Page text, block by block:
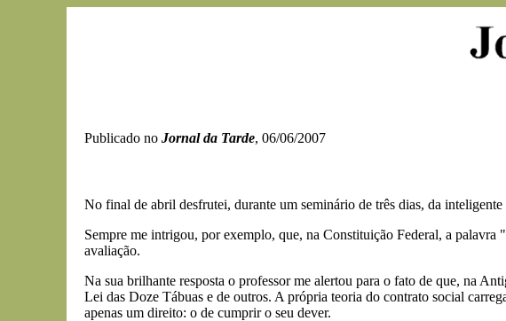
Publicado no Jornal da Tarde, 06/06/2007
No final de abril desfrutei, durante um seminário de três dias, da
Sempre me intrigou, por exemplo, que, na Constituição Federal, a palavra
avaliação.
Na sua brilhante resposta o professor me alertou para o fato de que, na
Lei das Doze Tábuas e de outros. A própria teoria do contrato social
apenas um direito: o de cumprir o seu dever.